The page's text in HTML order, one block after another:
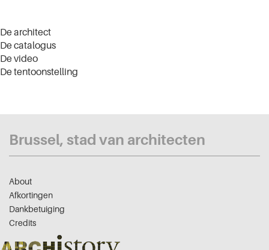
De architect
De catalogus
De video
De tentoonstelling
Brussel, stad van architecten
About
Afkortingen
Dankbetuiging
Credits